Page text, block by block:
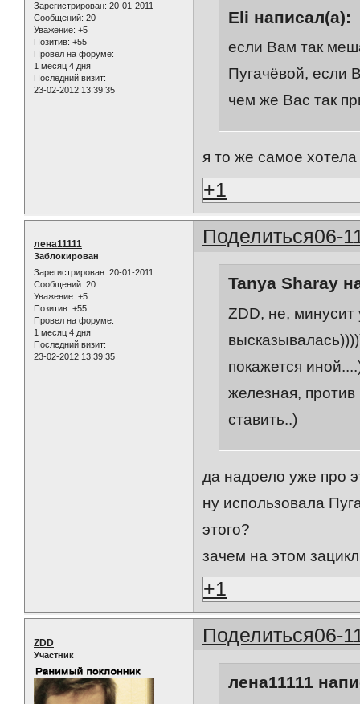
Зарегистрирован: 20-01-2011
Сообщений: 20
Уважение: +5
Позитив: +55
Провел на форуме:
1 месяц 4 дня
Последний визит:
23-02-2012 13:39:35
Eli написал(а):
если Вам так
Пугачёвой, если
чем же Вас так
я то же самое хотела
+1
Поделиться06-
лена11111
Заблокирован
Зарегистрирован: 20-01-2011
Сообщений: 20
Уважение: +5
Позитив: +55
Провел на форуме:
1 месяц 4 дня
Последний визит:
23-02-2012 13:39:35
Tanya Sharay
ZDD, не, минусит
покажется
железная,
ставить..)
да надоело уже про
ну использовала
этого?
зачем на этом
+1
Поделиться06-
ZDD
Участник
лена11111